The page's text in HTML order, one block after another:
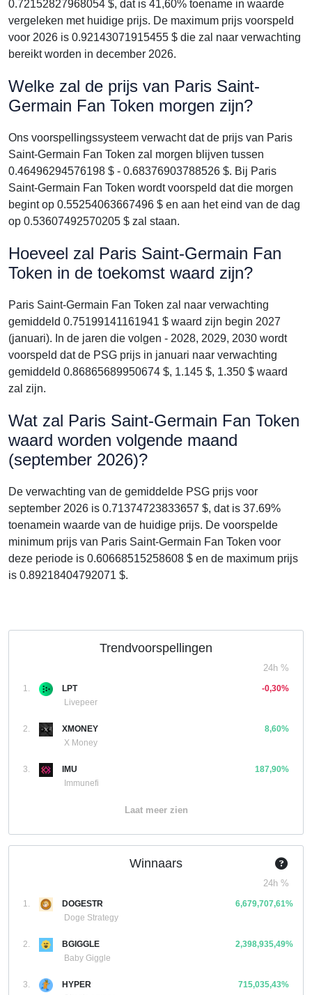
0.72152827968054 $, dat is 41,60% toename in waarde
vergeleken met huidige prijs. De maximum prijs voorspeld
voor 2026 is 0.92143071915455 $ die zal naar verwachting
bereikt worden in december 2026.
Welke zal de prijs van Paris Saint-
Germain Fan Token morgen zijn?
Ons voorspellingssysteem verwacht dat de prijs van Paris
Saint-Germain Fan Token zal morgen blijven tussen
0.46496294576198 $ - 0.68376903788526 $. Bij Paris
Saint-Germain Fan Token wordt voorspeld dat die morgen
begint op 0.55254063667496 $ en aan het eind van de dag
op 0.53607492570205 $ zal staan.
Hoeveel zal Paris Saint-Germain Fan
Token in de toekomst waard zijn?
Paris Saint-Germain Fan Token zal naar verwachting
gemiddeld 0.75199141161941 $ waard zijn begin 2027
(januari). In de jaren die volgen - 2028, 2029, 2030 wordt
voorspeld dat de PSG prijs in januari naar verwachting
gemiddeld 0.86865689950674 $, 1.145 $, 1.350 $ waard
zal zijn.
Wat zal Paris Saint-Germain Fan Token
waard worden volgende maand
(september 2026)?
De verwachting van de gemiddelde PSG prijs voor
september 2026 is 0.71374723833657 $, dat is 37.69%
toenamein waarde van de huidige prijs. De voorspelde
minimum prijs van Paris Saint-Germain Fan Token voor
deze periode is 0.60668515258608 $ en de maximum prijs
is 0.89218404792071 $.
Trendvoorspellingen
24h %
1.
LPT
Livepeer
-0,30%
2.
XMONEY
X Money
8,60%
3.
IMU
Immunefi
187,90%
Laat meer zien
Winnaars
24h %
1.
DOGESTR
Doge Strategy
6,679,707,61%
2.
BGIGGLE
Baby Giggle
2,398,935,49%
3.
HYPER
715,035,43%